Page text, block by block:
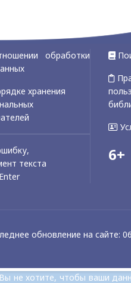
обработки
хранения
текста
6+
обновление на сайте:
не хотите, чтобы ваши